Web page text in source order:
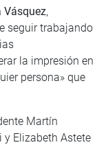
Vásquez,
seguir trabajando
la impresión en
persona» que
Martín
Elizabeth Astete